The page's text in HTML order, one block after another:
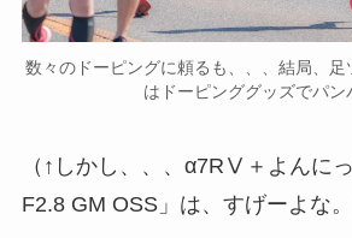
数々のドーピングに頼るも、、、結局、足
はドーピンググッズでパン
（↑しかし、、、α7RⅤ＋よんに
F2.8 GM OSS」は、すげーよな。